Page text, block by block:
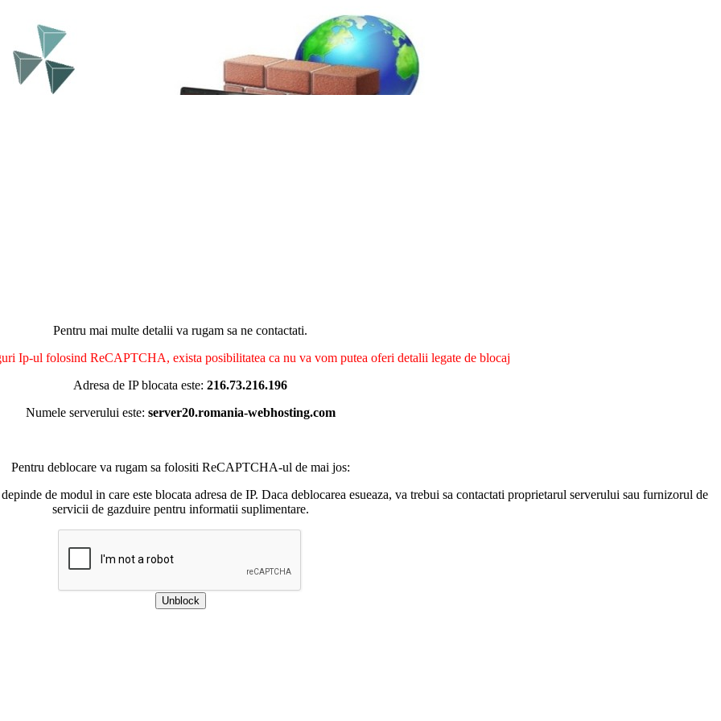
Pentru mai multe detalii va rugam sa ne contactati.
Ip-ul folosind ReCAPTCHA, exista posibilitatea ca nu va vom putea oferi detalii legate de blocaj
Adresa de IP blocata este: 216.73.216.196
Numele serverului este: server20.romania-webhosting.com
Pentru deblocare va rugam sa folositi ReCAPTCHA-ul de mai jos:
de modul in care este blocata adresa de IP. Daca deblocarea esueaza, va trebui sa contactati proprietarul serverului sau furnizorul de
servicii de gazduire pentru informatii suplimentare.